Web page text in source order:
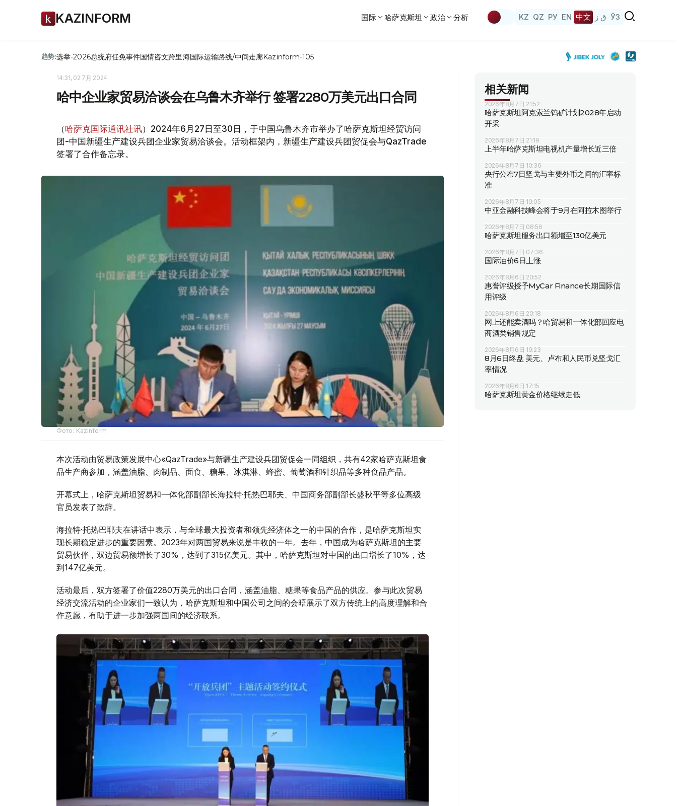
KAZINFORM 国际 哈萨克斯坦 政治 分析 KZ QZ РУ EN 中文 ق ز ЎЗ
趋势:选举-2026总统府任免事件国情咨文跨里海国际运输路线/中间走廊Kazinform-105
14:31, 02 7月 2024
哈中企业家贸易洽谈会在乌鲁木齐举行 签署2280万美元出口合同
（哈萨克国际通讯社讯）2024年6月27日至30日，于中国乌鲁木齐市举办了哈萨克斯坦经贸访问
团-中国新疆生产建设兵团企业家贸易洽谈会。活动框架内，新疆生产建设兵团贸促会与QazTrade
签署了合作备忘录。
Фото: Kazinform
本次活动由贸易政策发展中心«QazTrade»与新疆生产建设兵团贸促会一同组织，共有42家哈萨克斯坦食
品生产商参加，涵盖油脂、肉制品、面食、糖果、冰淇淋、蜂蜜、葡萄酒和针织品等多种食品产品。
开幕式上，哈萨克斯坦贸易和一体化部副部长海拉特·托热巴耶夫、中国商务部副部长盛秋平等多位高级
官员发表了致辞。
海拉特·托热巴耶夫在讲话中表示，与全球最大投资者和领先经济体之一的中国的合作，是哈萨克斯坦实
现长期稳定进步的重要因素。2023年对两国贸易来说是丰收的一年。去年，中国成为哈萨克斯坦的主要
贸易伙伴，双边贸易额增长了30%，达到了315亿美元。其中，哈萨克斯坦对中国的出口增长了10%，达
到147亿美元。
活动最后，双方签署了价值2280万美元的出口合同，涵盖油脂、糖果等食品产品的供应。参与此次贸易
经济交流活动的企业家们一致认为，哈萨克斯坦和中国公司之间的会晤展示了双方传统上的高度理解和合
作意愿，有助于进一步加强两国间的经济联系。
相关新闻
2026年8月7日 21:52
哈萨克斯坦阿克索兰钨矿计划2028年启动
开采
2026年8月7日 21:19
上半年哈萨克斯坦电视机产量增长近三倍
2026年8月7日 10:36
央行公布7日坚戈与主要外币之间的汇率标
准
2026年8月7日 10:05
中亚金融科技峰会将于9月在阿拉木图举行
2026年8月7日 08:56
哈萨克斯坦服务出口额增至130亿美元
2026年8月7日 07:36
国际油价6日上涨
2026年8月6日 20:52
惠誉评级授予MyCar Finance长期国际信
用评级
2026年8月6日 20:18
网上还能卖酒吗？哈贸易和一体化部回应电
商酒类销售规定
2026年8月6日 19:23
8月6日终盘 美元、卢布和人民币兑坚戈汇
率情况
2026年8月6日 17:15
哈萨克斯坦黄金价格继续走低